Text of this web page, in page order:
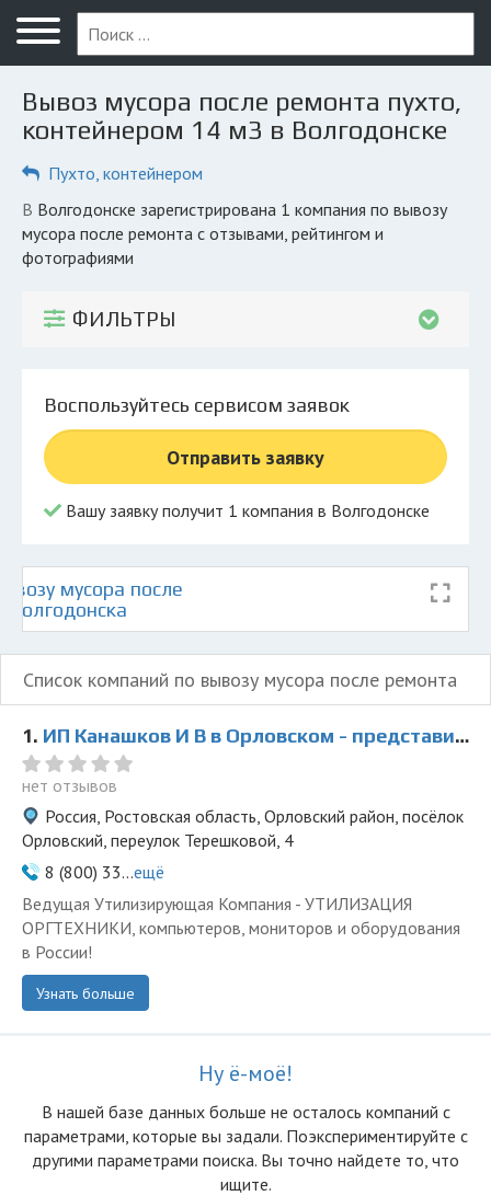
Меню
Главная
Вопрос юристу
Компании
КОМПАНИЯМ
© 2026 Все права защищены
Вывоз мусора после ремонта пухто,
контейнером 14 м3 в Волгодонске
Пухто, контейнером
в Волгодонске зарегистрирована 1 компания по вывозу
мусора после ремонта с отзывами, рейтингом и
фотографиями
ФИЛЬТРЫ
Воспользуйтесь сервисом заявок
Отправить заявку
Вашу заявку получит 1 компания в Волгодонске
мусора после
Волгодонска
Список компаний по вывозу мусора после ремонта
1. ИП Канашков И В в Орловском - представитель ООО Ведущая Утилизирующая Компания
нет отзывов
Россия, Ростовская область, Орловский район, посёлок
Орловский, переулок Терешковой, 4
8 (800) 33...ещё
Ведущая Утилизирующая Компания - УТИЛИЗАЦИЯ
ОРГТЕХНИКИ, компьютеров, мониторов и оборудования
в России!
Узнать больше
Ну ё-моё!
В нашей базе данных больше не осталоcь компаний с
параметрами, которые вы задали. Поэкспериментируйте с
другими параметрами поиска. Вы точно найдете то, что
ищите.